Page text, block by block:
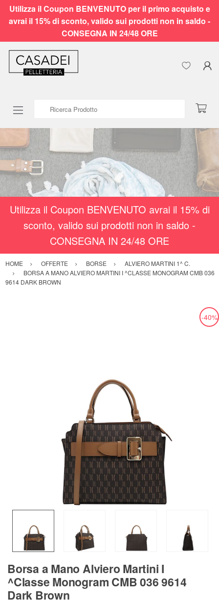
Utilizza il Coupon BENVENUTO per il primo acquisto e
avrai il 15% di sconto, valido sui prodotti non in saldo -
CONSEGNA IN 24/48 ORE
Utilizza il Coupon BENVENUTO avrai il 15% di
sconto, valido sui prodotti non in saldo -
CONSEGNA IN 24/48 ORE
HOME OFFERTE BORSE
ALVIERO MARTINI 1^ C.
BORSA A MANO ALVIERO MARTINI I ^CLASSE MONOGRAM CMB 036
9614 DARK BROWN
-40%
Borsa a Mano Alviero Martini I
^Classe Monogram CMB 036 9614
Dark Brown